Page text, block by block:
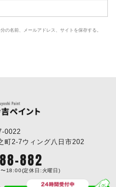
の名前、メールアドレス、サイトを保存する。
0022
町2-7ウィング八日市202
882
18:00(定休日:火曜日)